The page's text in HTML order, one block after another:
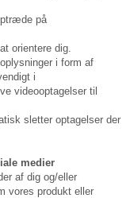
på
orientere dig.
i form af
i
videooptagelser til
sletter optagelser der
medier
af dig og/eller
vores produkt eller